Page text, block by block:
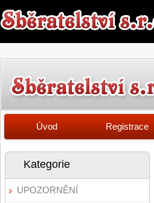
Úvod Registrace
Kategorie
UPOZORNĚNÍ